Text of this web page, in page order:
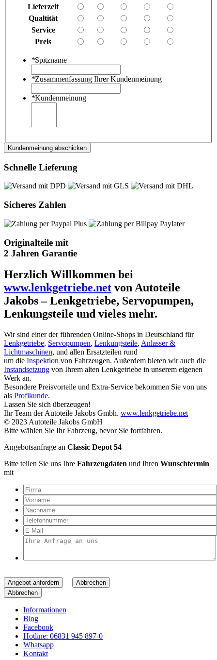
Lieferzeit
Qualtität
Service
Preis
*Spitzname
*Zusammenfassung Ihrer Kundenmeinung
*Kundenmeinung
Kundenmeinung abschicken
Schnelle Lieferung
Sicheres Zahlen
Originalteile mit
2 Jahren Garantie
Herzlich Willkommen bei
www.lenkgetriebe.net von Autoteile
Jakobs – Lenkgetriebe, Servopumpen,
Lenkungsteile und vieles mehr.
Wir sind einer der führenden Online-Shops in Deutschland für
Lenkgetriebe, Servopumpen, Lenkungsteile, Anlasser &
Lichtmaschinen, und allen Ersatzteilen rund
um die Inspektion von Fahrzeugen. Außerdem bieten wir auch die
Instandsetzung von Ihrem alten Lenkgetriebe in unserem eigenen
Werk an.
Besondere Preisvorteile und Extra-Service bekommen Sie von uns
als Profikunde.
Lassen Sie sich überzeugen!
Ihr Team der Autoteile Jakobs Gmbh. www.lenkgetriebe.net
© 2023 Autoteile Jakobs GmbH
Bitte wählen Sie Ihr Fahrzeug, bevor Sie fortfahren.
Angebotsanfrage an Classic Depot 54
Bitte teilen Sie uns Ihre Fahrzeugdaten und Ihren Wunschtermin
mit
Angebot anfordern
Abbrechen
Abbrechen
Informationen
Blog
Facebook
Hotline: 06831 945 897-0
Whatsapp
Kontakt